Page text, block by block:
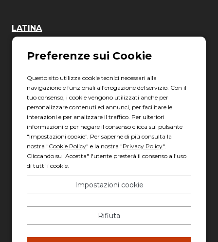
LATINA
Via Torre la Felce, 41/bis
Scopri gli orari
Gruppo Italia Vendita Auto Spa a socio unico
Piazza della Radio, 35 - 00146 Roma
REA: 1417011 RM
Capitale sociale: 2.300.000,00 I.V.
Privacy policy-Cookie policy
Questo sito utilizza cookie tecnici necessari alla
navigazione e funzionali all'erogazione del servizio. Con il
tuo consenso, i cookie vengono utilizzati anche per
personalizzare contenuti ed annunci, per facilitare le
interazioni e per analizzare il traffico. Per ulteriori
informazioni o per negare il consenso clicca sul pulsante
"Impostazioni cookie". Per saperne di più consulta la
nostra "Cookie Policy" e la nostra "Privacy Policy".
Cliccando su "Accetta" l'utente presterà il consenso all'uso
di tutti i cookie.
Impostazioni cookie
Rifiuta